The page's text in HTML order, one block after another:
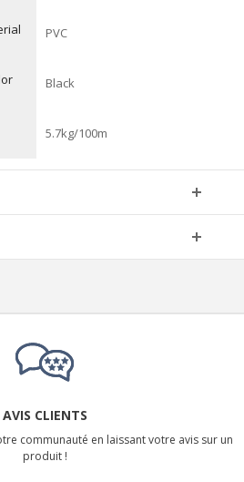
PVC
Black
5.7kg/100m
AVIS CLIENTS
communauté en laissant votre avis sur un
produit !